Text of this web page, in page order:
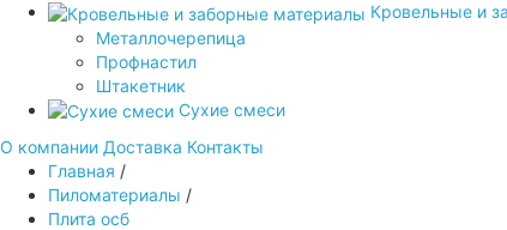
Кровельные и
Металлочерепица
Профнастил
Штакетник
Сухие смеси
О компании Доставка Контакты
Главная /
Пиломатериалы /
Плита осб